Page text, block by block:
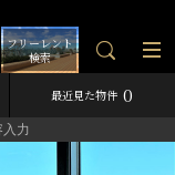
フリーレント
検索
最近見た物件 0
力